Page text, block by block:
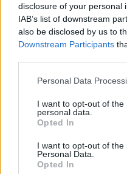
disclosure of your personal
IAB’s list of downstream
also be disclosed by us to
Downstream Participants
Please note that this
not limited to your visit or
grant or deny consent to
use your data for below
consent section.
Personal Data
I want to opt-out of the
personal data.
Opted In
I want to opt-out of the
Personal Data.
Opted In
Εκρηκτικό κοκτέιλ με